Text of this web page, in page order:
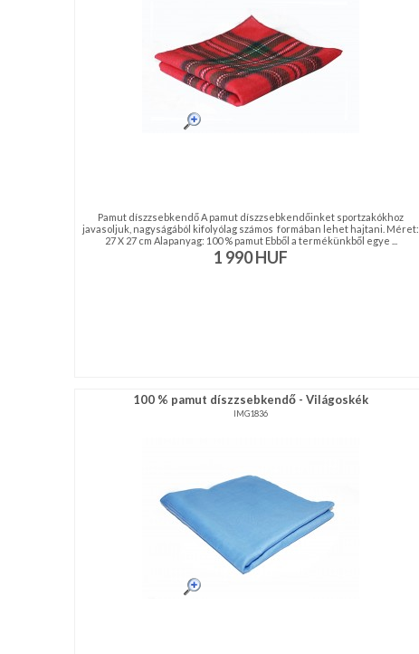
Pamut díszzsebkendő A pamut díszzsebkendőinket sportzakókhoz
javasoljuk, nagyságából kifolyólag számos formában lehet hajtani. Méret:
27 X 27 cm Alapanyag: 100 % pamut Ebből a termékünkből egye ...
1 990HUF
100 % pamut díszzsebkendő - Világoskék
IMG1836